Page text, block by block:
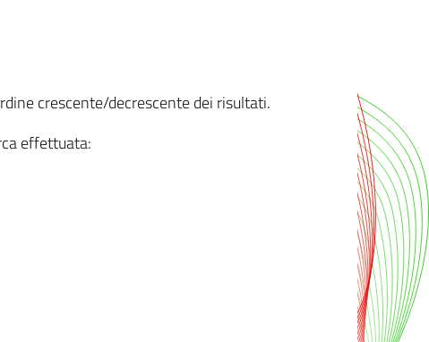
crescente/decrescente dei risultati.
effettuata: